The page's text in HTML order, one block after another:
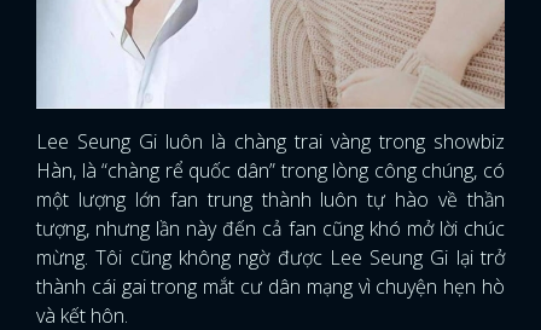
Lee Seung Gi luôn là chàng trai vàng trong showbiz
Hàn, là “chàng rể quốc dân” trong lòng công chúng, có
một lượng lớn fan trung thành luôn tự hào về thần
tượng, nhưng lần này đến cả fan cũng khó mở lời chúc
mừng. Tôi cũng không ngờ được Lee Seung Gi lại trở
thành cái gai trong mắt cư dân mạng vì chuyện hẹn hò
và kết hôn.